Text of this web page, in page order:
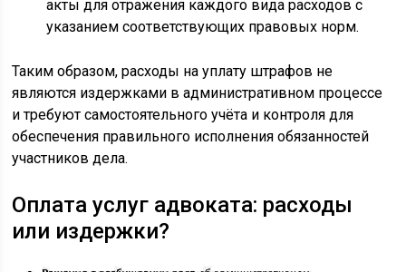
акты для отражения каждого вида расходов с
указанием соответствующих правовых норм.
Таким образом, расходы на уплату штрафов не
являются издержками в административном процессе
и требуют самостоятельного учёта и контроля для
обеспечения правильного исполнения обязанностей
участников дела.
Оплата услуг адвоката: расходы
или издержки?